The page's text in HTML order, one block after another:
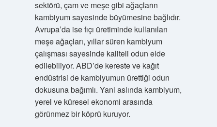
sektörü, çam ve meşe gibi ağaçların
kambiyum sayesinde büyümesine bağlıdır.
Avrupa’da ise fıçı üretiminde kullanılan
meşe ağaçları, yıllar süren kambiyum
çalışması sayesinde kaliteli odun elde
edilebiliyor. ABD’de kereste ve kağıt
endüstrisi de kambiyumun ürettiği odun
dokusuna bağımlı. Yani aslında kambiyum,
yerel ve küresel ekonomi arasında
görünmez bir köprü kuruyor.